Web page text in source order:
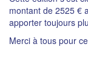
montant de 2525 €
apporter toujours
Merci à tous pour